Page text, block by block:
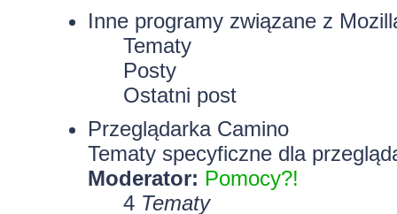
Inne programy związane z
Tematy
Posty
Ostatni post
Przeglądarka Camino
Tematy specyficzne dla
Moderator: Pomocy?!
4 Tematy